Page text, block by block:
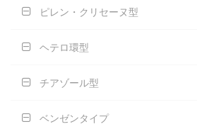
ピレン・クリセーヌ型
ヘテロ環型
チアゾール型
ベンゼンタイプ